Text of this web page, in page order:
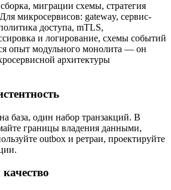
миграции схемы, стратегия
микросервисов: gateway, сервис-
доступа, mTLS,
и логирование, схемы событий
опыт модульного монолита — он
архитектуры
база, один набор транзакций. В
границы владения данными,
outbox и ретраи, проектируйте